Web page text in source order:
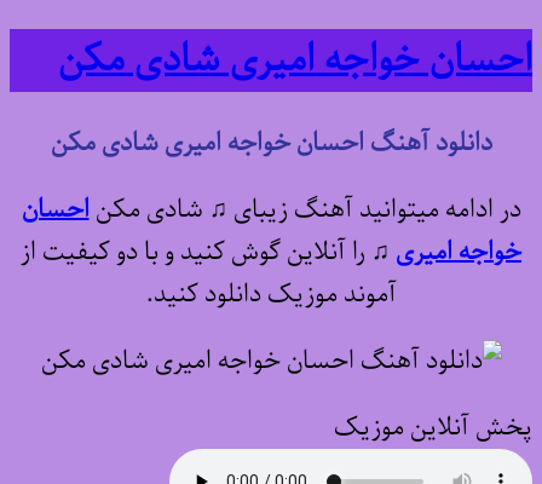
احسان خواجه امیری شادی مکن
دانلود آهنگ احسان خواجه امیری شادی مکن
در ادامه میتوانید آهنگ زیبای ♫ شادی مکناحسان
خواجه امیری ♫ را آنلاین گوش کنید و با دو کیفیت از
آموند موزیک دانلود کنید.
پخش آنلاین موزیک